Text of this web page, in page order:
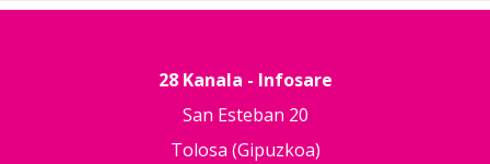
28 Kanala - Infosare
San Esteban 20
Tolosa (Gipuzkoa)